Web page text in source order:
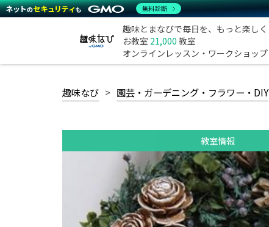
趣味とまなびで毎日を、もっと楽しく
お教室 21,000 教室
オンラインレッスン・ワークショップ
趣味なび 園芸・ガーデニング・フラワー・DIY
教室情報
無料診断